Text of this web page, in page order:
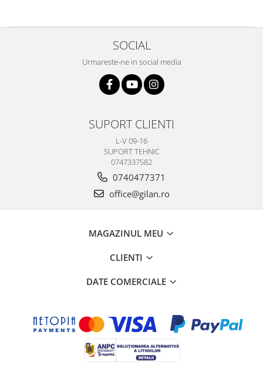
SOCIAL
Urmareste-ne in social media
SUPORT CLIENTI
L-V 09-16
SUPORT TEHNIC
0747337582
0740477371
office@gilan.ro
MAGAZINUL MEU
CLIENTI
DATE COMERCIALE